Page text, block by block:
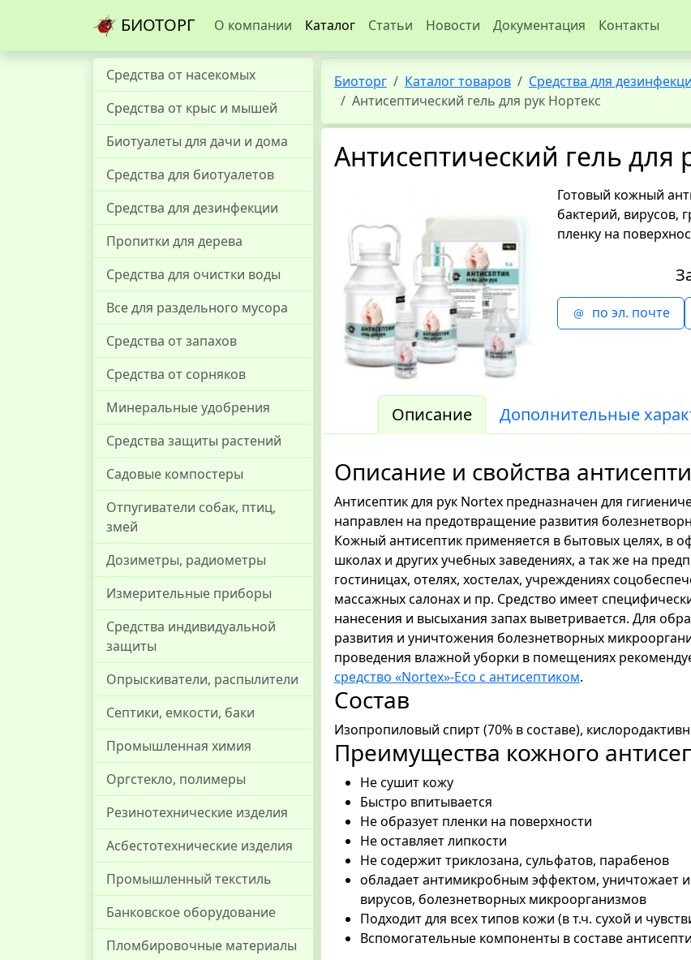
БИОТОРГ О компании Каталог Статьи Новости Документация Контакты
Средства от насекомых
Средства от крыс и мышей
Биотуалеты для дачи и дома
Средства для биотуалетов
Средства для дезинфекции
Пропитки для дерева
Средства для очистки воды
Все для раздельного мусора
Средства от запахов
Средства от сорняков
Минеральные удобрения
Средства защиты растений
Садовые компостеры
Отпугиватели собак, птиц,
змей
Дозиметры, радиометры
Измерительные приборы
Средства индивидуальной
защиты
Опрыскиватели, распылители
Септики, емкости, баки
Промышленная химия
Оргстекло, полимеры
Резинотехнические изделия
Асбестотехнические изделия
Промышленный текстиль
Банковское оборудование
Пломбировочные материалы
Биоторг Каталог товаров Средства для
Антисептический гель для рук Нортекс
Антисептический гель для
Готовый кожный
бактерий, вирусов,
пленку на
по эл. почте
Описание Дополнительные
Описание и свойства
Антисептик для рук Nortex предназначен для
направлен на предотвращение развития
Кожный антисептик применяется в бытовых целях, в
школах и других учебных заведениях, а так же на
гостиницах, отелях, хостелах, учреждениях
массажных салонах и пр. Средство имеет
нанесения и высыхания запах выветривается. Для
развития и уничтожения болезнетворных
проведения влажной уборки в помещениях
средство «Nortex»-Eco с антисептиком.
Состав
Изопропиловый спирт (70% в составе),
Преимущества кожного
Не сушит кожу
Быстро впитывается
Не образует пленки на поверхности
Не оставляет липкости
Не содержит триклозана, сульфатов, парабенов
обладает антимикробным эффектом, уничтожает
вирусов, болезнетворных микроорганизмов
Подходит для всех типов кожи (в т.ч. сухой и
Вспомогательные компоненты в составе